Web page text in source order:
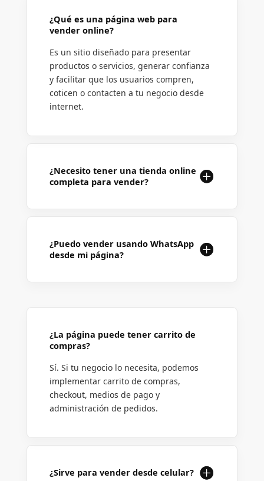
¿Qué es una página web para
vender online?
Es un sitio diseñado para presentar
productos o servicios, generar confianza
y facilitar que los usuarios compren,
coticen o contacten a tu negocio desde
internet.
¿Necesito tener una tienda online
completa para vender?
¿Puedo vender usando WhatsApp
desde mi página?
¿La página puede tener carrito de
compras?
Sí. Si tu negocio lo necesita, podemos
implementar carrito de compras,
checkout, medios de pago y
administración de pedidos.
¿Sirve para vender desde celular?